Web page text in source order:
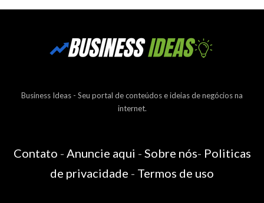
Business Ideas - Seu portal de conteúdos e ideias de negócios na
internet.
Contato - Anuncie aqui - Sobre nós- Politicas
de privacidade - Termos de uso